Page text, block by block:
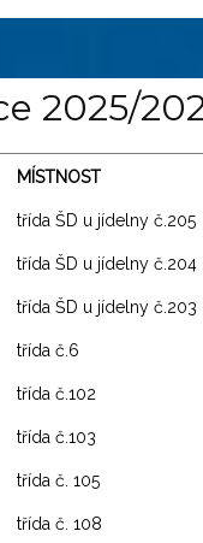
2025/
MÍSTNOST
třída ŠD u jídelny č.205
třída ŠD u jídelny č.204
třída ŠD u jídelny č.203
třída č.6
třída č.102
třída č.103
třída č. 105
třída č. 108